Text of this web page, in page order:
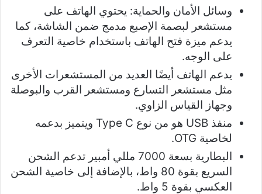
وسائل الأمان والحماية: يحتوي الهاتف على
مستشعر لبصمة الإصبع مدمج ضمن الشاشة، كما
يدعم ميزة فتح الهاتف باستخدام خاصية التعرف
على الوجه.
يدعم الهاتف أيضًا العديد من المستشعرات الأخرى
مثل مستشعر التسارع ومستشعر القرب والبوصلة
وجهاز القياس الزاوي.
منفذ USB هو من نوع Type C ويتميز بدعمه
لخاصية OTG.
البطارية بسعة 7000 مللي أمبير تدعم الشحن
السريع بقوة 80 واط، بالإضافة إلى خاصية الشحن
العكسي بقوة 5 واط.